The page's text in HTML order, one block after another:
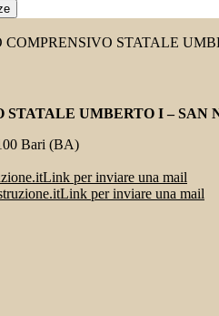
COMPRENSIVO STATALE
STATALE UMBERTO I – SAN
Bari (BA)
Link per inviare una mail
Link per inviare una mail